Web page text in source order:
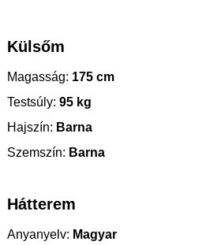
Külsőm
Magasság: 175 cm
Testsúly: 95 kg
Hajszín: Barna
Szemszín: Barna
Hátterem
Anyanyelv: Magyar